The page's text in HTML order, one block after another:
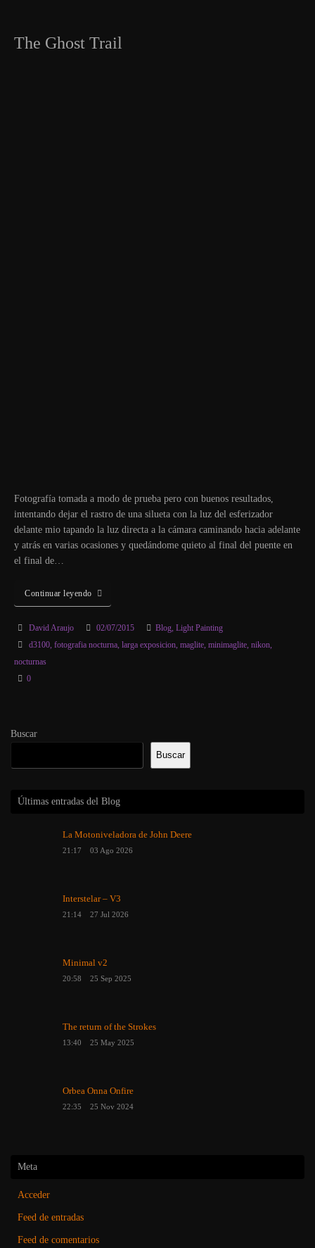
The Ghost Trail
Fotografía tomada a modo de prueba pero con buenos resultados,
intentando dejar el rastro de una silueta con la luz del esferizador
delante mio tapando la luz directa a la cámara caminando hacia adelante
y atrás en varias ocasiones y quedándome quieto al final del puente en
el final de…
Continuar leyendo
David Araujo 02/07/2015 Blog, Light Painting
d3100, fotografia nocturna, larga exposicion, maglite, minimaglite, nikon,
nocturnas
0
Buscar
Buscar
Últimas entradas del Blog
La Motoniveladora de John Deere
21:17 03 Ago 2026
Interstelar – V3
21:14 27 Jul 2026
Minimal v2
20:58 25 Sep 2025
The return of the Strokes
13:40 25 May 2025
Orbea Onna Onfire
22:35 25 Nov 2024
Meta
Acceder
Feed de entradas
Feed de comentarios